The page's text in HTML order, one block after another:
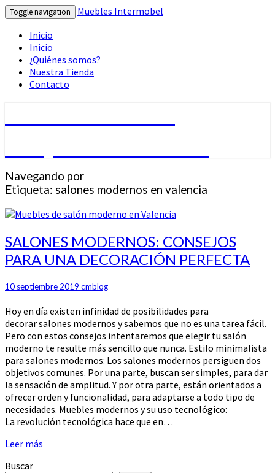
Toggle navigation
Muebles Intermobel
Inicio
Inicio
¿Quiénes somos?
Nuestra Tienda
Contacto
Navegando por
Etiqueta: salones modernos en valencia
SALONES
MODERNOS:
CONSEJOS
UNA
PERFECTA
SALONES MODERNOS: CONSEJOS
PARA UNA DECORACIÓN PERFECTA
10 septiembre 2019 cmblog
Hoy en día existen infinidad de posibilidades para
decorar salones modernos y sabemos que no es una tarea fácil.
Pero con estos consejos intentaremos que elegir tu salón
moderno te resulte más sencillo que nunca. Estilo minimalista
para salones modernos: Los salones modernos persiguen dos
objetivos comunes. Por una parte, buscan ser simples, para dar
la sensación de amplitud. Y por otra parte, están orientados a
ofrecer orden y funcionalidad, para adaptarse a todo tipo de
necesidades. Muebles modernos y su uso tecnológico:
La revolución tecnológica hace que en…
Leer más
Buscar